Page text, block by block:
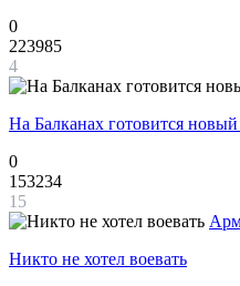
0
223985
4
На Балканах готовится
0
153234
15
Никто не хотел воевать